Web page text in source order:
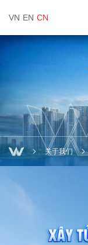
VN EN CN
关于我们